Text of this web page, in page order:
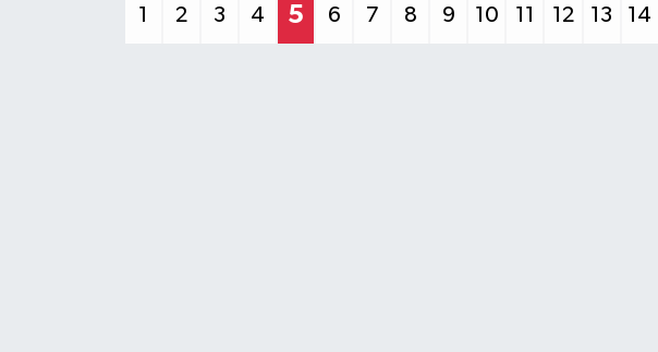
1 2 3 4 5 6 7 8 9 10 11 12 13 14